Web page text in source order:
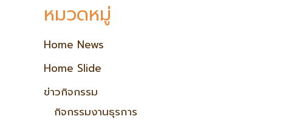
หมวดหมู่
Home News
Home Slide
ข่าวกิจกรรม
กิจกรรมงานธุรการ